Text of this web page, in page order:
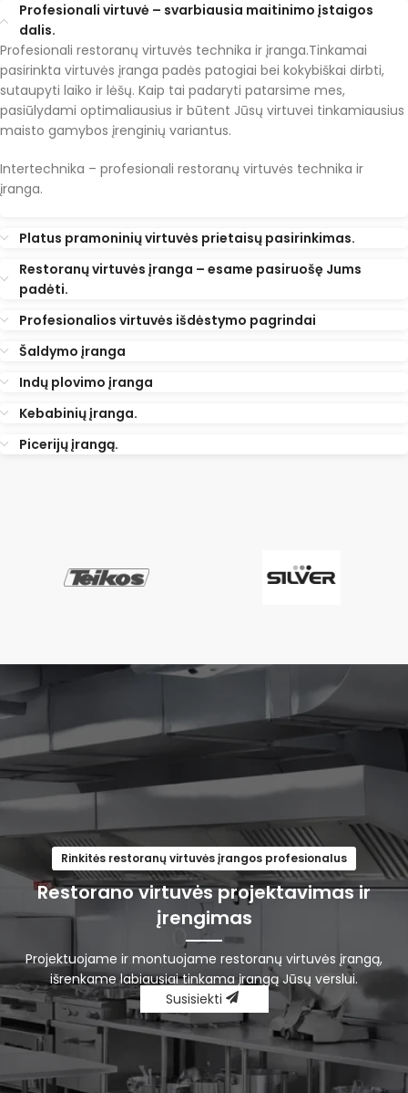
Profesionali virtuvė – svarbiausia maitinimo įstaigos
dalis.
Profesionali restoranų virtuvės technika ir įranga.Tinkamai
pasirinkta virtuvės įranga padės patogiai bei kokybiškai dirbti,
sutaupyti laiko ir lėšų. Kaip tai padaryti patarsime mes,
pasiūlydami optimaliausius ir būtent Jūsų virtuvei tinkamiausius
maisto gamybos įrenginių variantus.
Intertechnika – profesionali restoranų virtuvės technika ir
įranga.
Platus pramoninių virtuvės prietaisų pasirinkimas.
Restoranų virtuvės įranga – esame pasiruošę Jums
padėti.
Profesionalios virtuvės išdėstymo pagrindai
Šaldymo įranga
Indų plovimo įranga
Kebabinių įranga.
Picerijų įrangą.
Rinkitės restoranų virtuvės įrangos profesionalus
Restorano virtuvės projektavimas ir
įrengimas
Projektuojame ir montuojame restoranų virtuvės įrangą,
išrenkame labiausiai tinkama įrangą Jūsų verslui.
Susisiekti